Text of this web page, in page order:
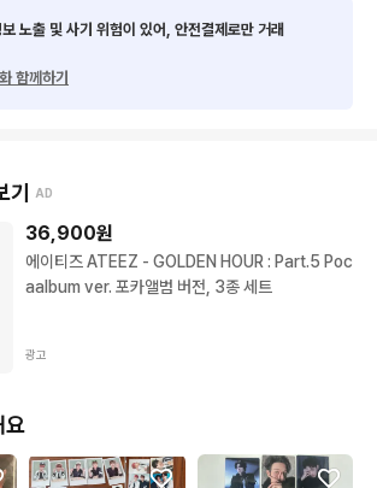
노출 및 사기 위험이 있어, 안전결제로만 거래
함께하기
기 AD
36,900원
에이티즈 ATEEZ - GOLDEN HOUR : Part.5 Poc
aalbum ver. 포카앨범 버전, 3종 세트
광고
요